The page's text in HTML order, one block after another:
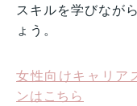
スキルを学びなが
ょう。
女性向けキャリア
ンはこちら